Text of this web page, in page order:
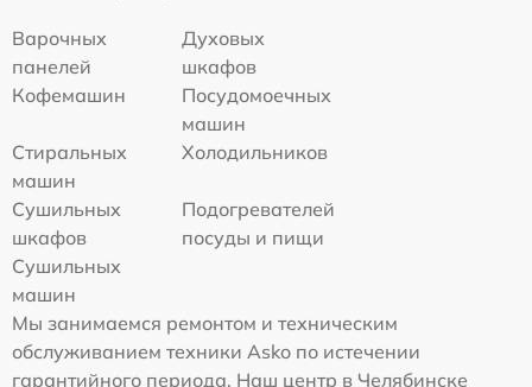
Варочных
панелей
Духовых
шкафов
Кофемашин
Посудомоечных
машин
Стиральных
машин
Холодильников
Сушильных
шкафов
Подогревателей
посуды и пищи
Сушильных
машин
Мы занимаемся ремонтом и техническим
обслуживанием техники Asko по истечении
гарантийного периода. Наш центр в Челябинске